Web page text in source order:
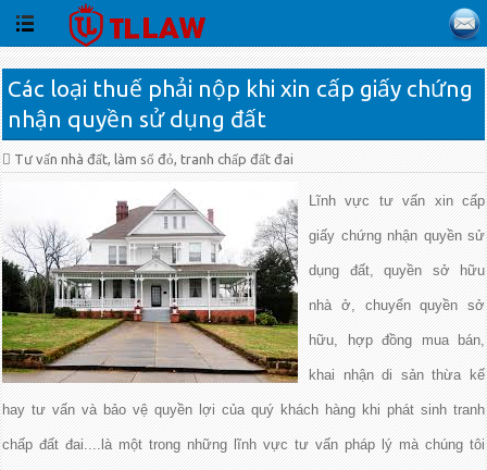
Các loại thuế phải nộp khi xin cấp giấy chứng
nhận quyền sử dụng đất
Tư vấn nhà đất, làm sổ đỏ, tranh chấp đất đai
Lĩnh vực tư vấn xin cấp
giấy chứng nhận quyền sử
dụng đất, quyền sở hữu
nhà ở, chuyển quyền sở
hữu, hợp đồng mua bán,
khai nhận di sản thừa kế
hay tư vấn và bảo vệ quyền lợi của quý khách hàng khi phát sinh tranh
chấp đất đai....là một trong những lĩnh vực tư vấn pháp lý mà chúng tôi